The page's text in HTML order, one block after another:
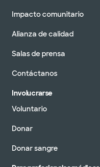
Impacto comunitario
Alianza de calidad
Salas de prensa
Contáctanos
Involucrarse
Voluntario
Donar
Donar sangre